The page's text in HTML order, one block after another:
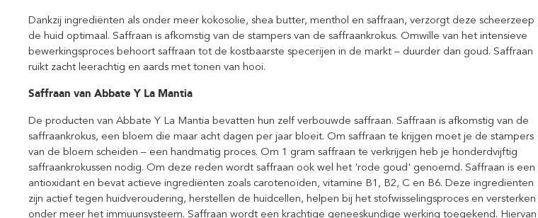
Dankzij ingrediënten als onder meer kokosolie, shea butter, menthol en saffraan, verzorgt deze scheerzeep
de huid optimaal. Saffraan is afkomstig van de stampers van de saffraankrokus. Omwille van het intensieve
bewerkingsproces behoort saffraan tot de kostbaarste specerijen in de markt – duurder dan goud. Saffraan
ruikt zacht leerachtig en aards met tonen van hooi.
Saffraan van Abbate Y La Mantia
De producten van Abbate Y La Mantia bevatten hun zelf verbouwde saffraan. Saffraan is afkomstig van de
saffraankrokus, een bloem die maar acht dagen per jaar bloeit. Om saffraan te krijgen moet je de stampers
van de bloem scheiden – een handmatig proces. Om 1 gram saffraan te verkrijgen heb je honderdvijftig
saffraankrokussen nodig. Om deze reden wordt saffraan ook wel het 'rode goud' genoemd. Saffraan is een
antioxidant en bevat actieve ingrediënten zoals carotenoïden, vitamine B1, B2, C en B6. Deze ingrediënten
zijn actief tegen huidveroudering, herstellen de huidcellen, helpen bij het stofwisselingsproces en versterken
onder meer het immuunsysteem. Saffraan wordt een krachtige geneeskundige werking toegekend. Hiervan